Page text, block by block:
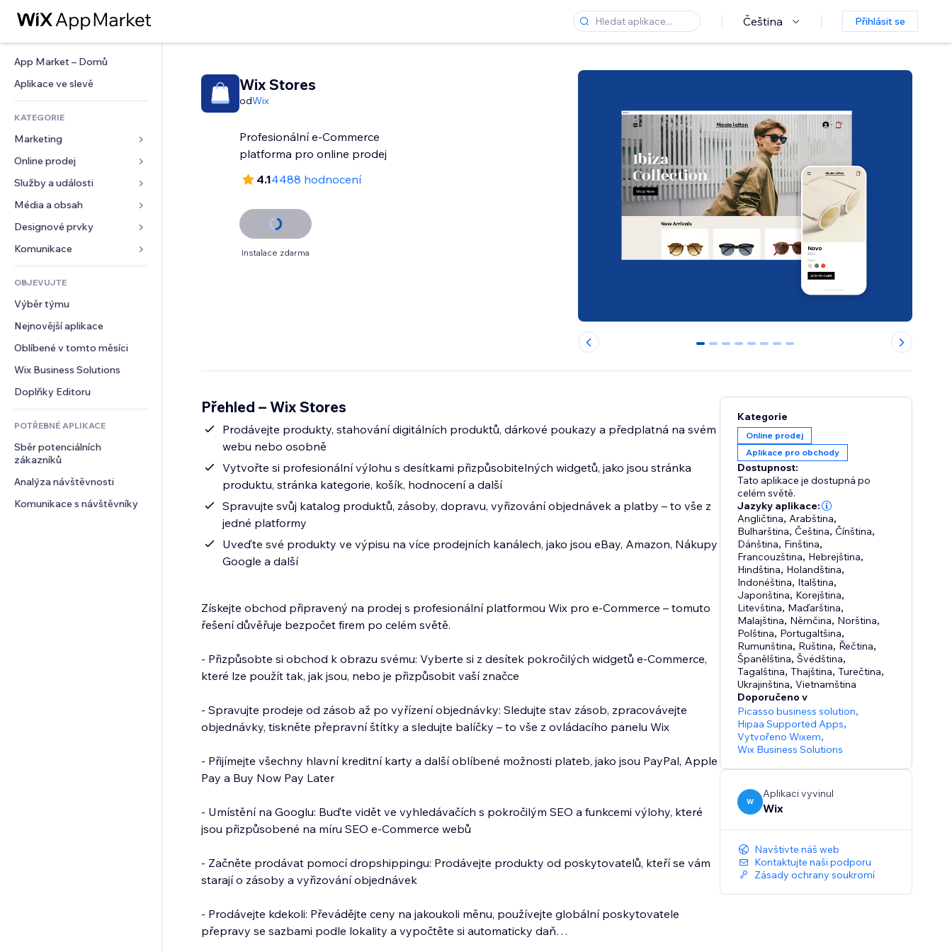
Čeština Přihlásit se
App Market – Domů
Aplikace ve slevě
KATEGORIE
Marketing
Reklamy
Mobilní zařízení
Analytika
Výpisy webu
E‑mail
Online prodej
Aplikace pro obchody
Doprava a doručení
Tlačítka pro prodej
Účetnictví
Kupóny a věrnostní programy
Skladování
Jídlo a nápoje
Služby a události
Ubytování
Události
Restaurace
Nemovitosti
Rezervace
Média a obsah
Galerie
Hudba
Podcasty
Fotografie
Video
PDF
Sdílení souborů
Novinky
Designové prvky
Mapy a navigace
Soukromí a bezpečnost
Hodiny
Šablony stránek
Efekty pro obrázky
Tlačítka a nabídky
Bannery a odznaky
Kalkulačky
Vyhledávání
Počasí
Tabulky a grafy
Formuláře
Ankety
Chat
Komentáře
Telefon
Komunita
Reference a recenze
CRM
OBJEVUJTE
Výběr týmu
Nejnovější aplikace
Oblíbené v tomto měsíci
Wix Business Solutions
Doplňky Editoru
POTŘEBNÉ APLIKACE
Sběr potenciálních
zákazníků
Analýza návštěvnosti
Komunikace s návštěvníky
Wix Stores
odWix
Profesionální e‑Commerce
platforma pro online prodej
4.14488 hodnocení
Instalace zdarma
0 1 2 3 4 5 6 7
Přehled – Wix Stores
Prodávejte produkty, stahování digitálních produktů, dárkové poukazy a předplatná na svém
webu nebo osobně
Vytvořte si profesionální výlohu s desítkami přizpůsobitelných widgetů, jako jsou stránka
produktu, stránka kategorie, košík, hodnocení a další
Spravujte svůj katalog produktů, zásoby, dopravu, vyřizování objednávek a platby – to vše z
jedné platformy
Uveďte své produkty ve výpisu na více prodejních kanálech, jako jsou eBay, Amazon, Nákupy
Google a další
Získejte obchod připravený na prodej s profesionální platformou Wix pro e‑Commerce – tomuto
řešení důvěřuje bezpočet firem po celém světě.
- Přizpůsobte si obchod k obrazu svému: Vyberte si z desítek pokročilých widgetů e‑Commerce,
které lze použít tak, jak jsou, nebo je přizpůsobit vaší značce
- Spravujte prodeje od zásob až po vyřízení objednávky: Sledujte stav zásob, zpracovávejte
objednávky, tiskněte přepravní štítky a sledujte balíčky – to vše z ovládacího panelu Wix
- Přijímejte všechny hlavní kreditní karty a další oblíbené možnosti plateb, jako jsou PayPal, Apple
Pay a Buy Now Pay Later
- Umístění na Googlu: Buďte vidět ve vyhledávačích s pokročilým SEO a funkcemi výlohy, které
jsou přizpůsobené na míru SEO e‑Commerce webů
- Začněte prodávat pomocí dropshippingu: Prodávejte produkty od poskytovatelů, kteří se vám
starají o zásoby a vyřizování objednávek
- Prodávejte kdekoli: Převádějte ceny na jakoukoli měnu, používejte globální poskytovatele
přepravy se sazbami podle lokality a vypočtěte si automaticky daň
Kategorie
Online prodej
Aplikace pro obchody
Dostupnost:
Tato aplikace je dostupná po
celém světě.
Jazyky aplikace:
Angličtina, Arabština,
Bulharština,Čeština,Čínština,
Dánština, Finština,
Francouzština, Hebrejština,
Hindština, Holandština,
Indonéština, Italština,
Japonština, Korejština,
Litevština, Maďarština,
Malajština, Němčina, Norština,
Polština, Portugaltšina,
Rumunština, Ruština, Řečtina,
Španělština,Švédština,
Tagalština,Thajština,Turečtina,
Ukrajinština,Vietnamština
Doporučeno v
Picasso business solution,
Hipaa Supported Apps,
Vytvořeno Wixem,
Wix Business Solutions
W
Aplikaci vyvinul
Wix
Navštivte náš web
Kontaktujte naši podporu
Zásady ochrany soukromí